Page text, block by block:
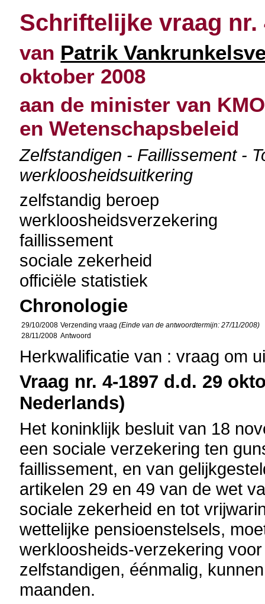
Schriftelijke vraag nr.
van Patrik
oktober 2008
aan de minister van
en Wetenschapsbeleid
Zelfstandigen - Faillissement -
werkloosheidsuitkering
zelfstandig beroep
werkloosheidsverzekering
faillissement
sociale zekerheid
officiële statistiek
Chronologie
29/10/2008 Verzending vraag(Einde van de antwoordtermijn: 27/11/2008)
28/11/2008 Antwoord
Herkwalificatie van : vraag om
Vraag nr. 4-1897 d.d. 29
Nederlands)
Het koninklijk besluit van 18
een sociale verzekering ten
faillissement, en van
artikelen 29 en 49 van de wet
sociale zekerheid en tot
wettelijke pensioenstelsels,
werkloosheids-verzekering
zelfstandigen, éénmalig,
maanden.